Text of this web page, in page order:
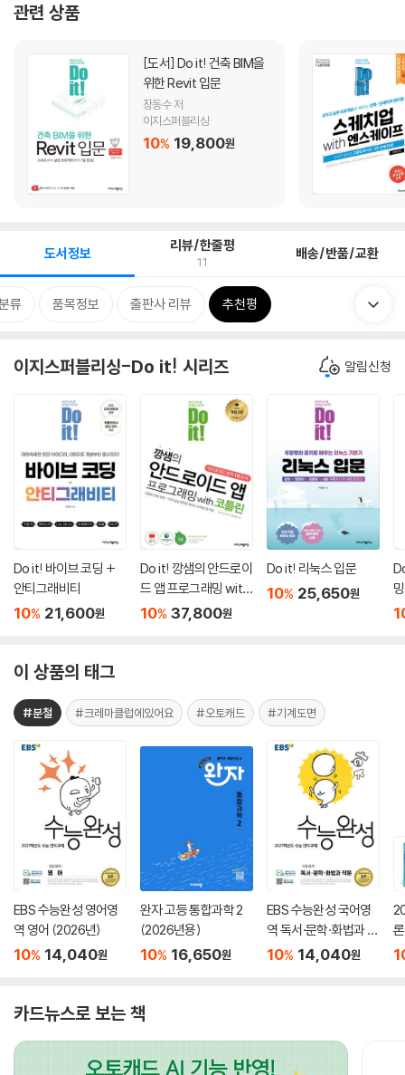
관련 상품
[도서]
위한 Revit 입문
장동수 저
이지스퍼블리싱
10% 19,800원
도서정보 리뷰/한줄평
11 배송/반품/교환
류 품목정보 출판사 리뷰 추천평
이지스퍼블리싱-Do it! 시리즈 알림신청
Do it! 바이브 코딩 +
안티그래비티
10% 21,600원
Do it! 깡샘의 안드로이
드 앱 프로그래밍 with
코틀린 ─ 개정 5판
10% 37,800원
Do it! 리눅스 입문
10% 25,650원
이 상품의 태그
#분철 #크레마클럽에있어요 #오토캐드 #기계도면
EBS 수능완성 영어영
역 영어 (2026년)
10% 14,040원
완자 고등 통합과학 2
(2026년용)
10% 16,650원
EBS 수능완성 국어영
역 독서·문학·화법과 작
문 (2026년)
10% 14,040원
(
카드뉴스로 보는 책